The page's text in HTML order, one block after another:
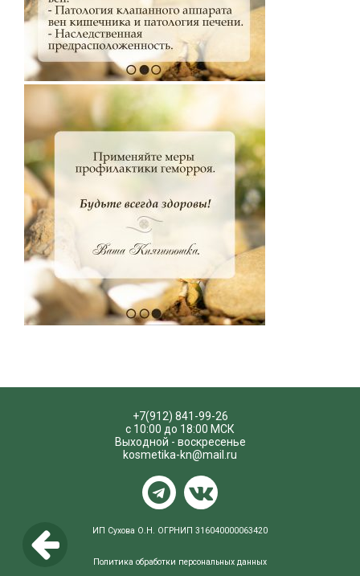
+7(912) 841-99-26
с 10:00 до 18:00 МСК
Выходной - воскресенье
kosmetika-kn@mail.ru
Telegram
VKontakte
ИП Сухова О.Н. ОГРНИП 316040000063420
Политика обработки персональных данных